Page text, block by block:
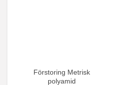
Förstoring Metrisk
polyamid